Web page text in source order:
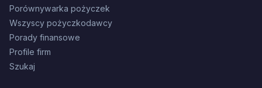
Porównywarka pożyczek
Wszyscy pożyczkodawcy
Porady finansowe
Profile firm
Szukaj